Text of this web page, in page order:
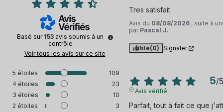
Basé sur 153 avis soumis à un
contrôle
Voir tous les avis sur ce site
5 étoiles
109
4 étoiles
23
3 étoiles
10
2 étoiles
3
Tres satisfait
Avis du 08/08/2026 , suite à
par Pascal J.
Utile(0) Signaler
5/5
Avis vérifié
Parfait, tout à fait ce que